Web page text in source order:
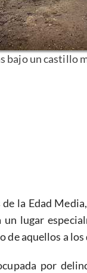
bajo un castillo
la Edad
lugar
de aquellos a los
por